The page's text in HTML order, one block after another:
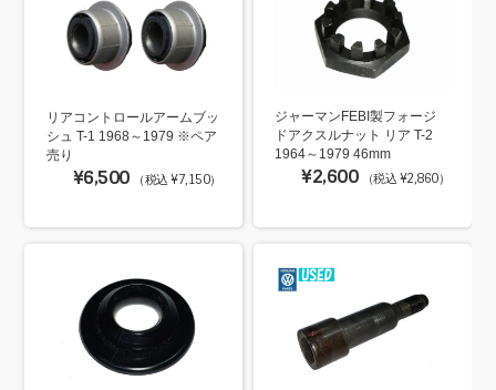
リアコントロールアームブッ
シュ T-1 1968～1979 ※ペア
売り
¥6,500 （税込 ¥7,150）
ジャーマンFEBI製フォージ
ドアクスルナット リア T-2
1964～1979 46mm
¥2,600 （税込 ¥2,860）